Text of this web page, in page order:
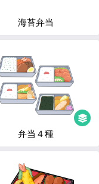
海苔弁当
弁当４種